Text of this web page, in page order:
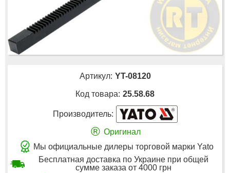
Артикул: YT-08120
Код товара: 25.58.68
Производитель:
® Оригинал
Мы официальные дилеры торговой марки Yato
Бесплатная доставка по Украине при общей
сумме заказа от 4000 грн